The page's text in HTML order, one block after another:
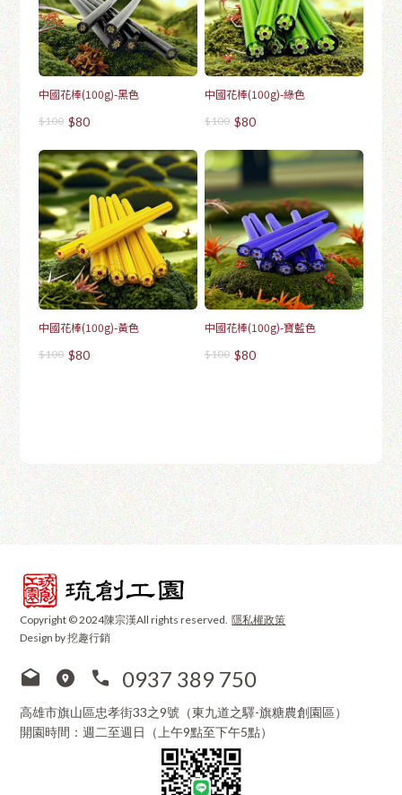
中國花棒(100g)-黑色
$100 $80
中國花棒(100g)-綠色
$100 $80
中國花棒(100g)-黃色
$100 $80
中國花棒(100g)-寶藍色
$100 $80
Copyright © 2024陳宗漢All rights reserved.隱私權政策
Design by 挖趣行銷
0937 389 750
高雄市旗山區忠孝街33之9號（東九道之驛-旗糖農創園區）
開園時間：週二至週日（上午9點至下午5點）